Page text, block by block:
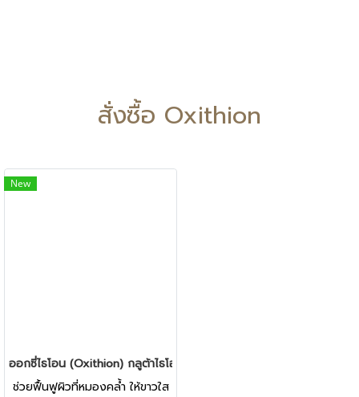
สั่งซื้อ Oxithion
New
ออกซี่ไธโอน (Oxithion) กลูต้าไธโอนแบบอมใต้ลิ้น
ช่วยฟื้นฟูผิวที่หมองคล้ำ ให้ขาวใส